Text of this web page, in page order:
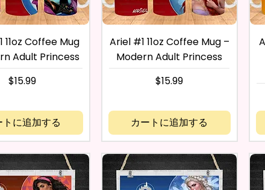
11oz Coffee Mug
Adult Princess
価格
$15.99
トに追加する
Ariel #1 11oz Coffee Mug –
Modern Adult Princess
価格
$15.99
カートに追加する